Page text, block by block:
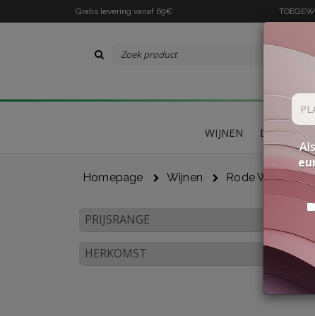
Gratis levering vanaf 69€
WIJNEN
Homepage Wijnen Rode Wijnen
PRIJSRANGE
HERKOMST